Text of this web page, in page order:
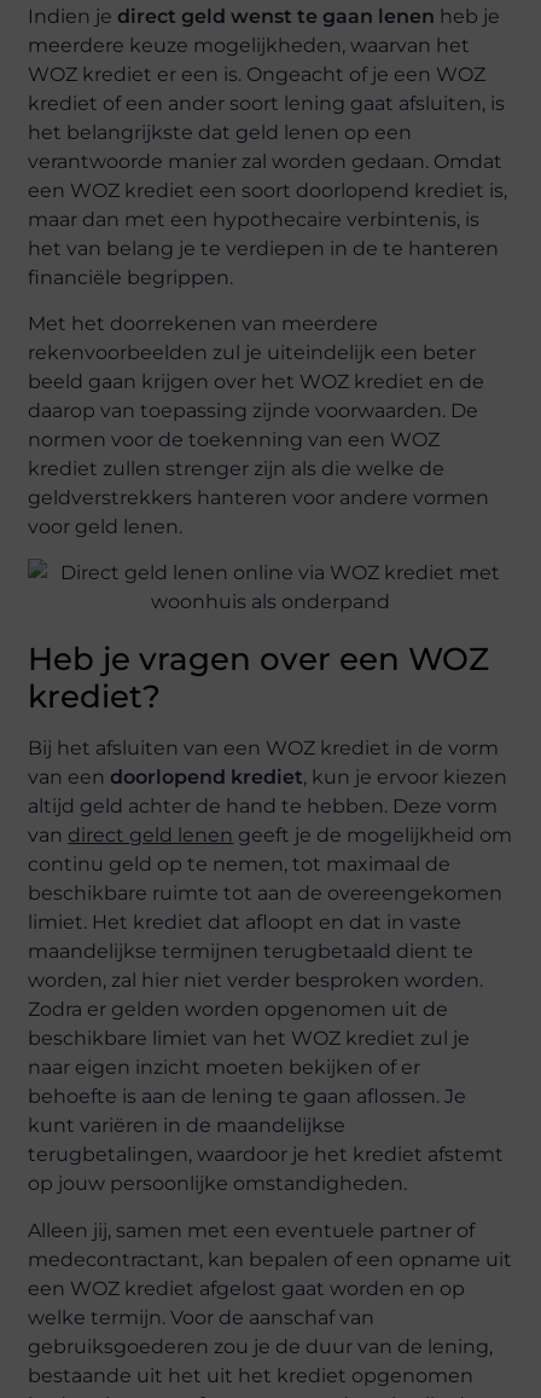
Indien jedirect geld wenst te gaan lenen heb je
meerdere keuze mogelijkheden, waarvan het
WOZ krediet er een is. Ongeacht of je een WOZ
krediet of een ander soort lening gaat afsluiten, is
het belangrijkste dat geld lenen op een
verantwoorde manier zal worden gedaan. Omdat
een WOZ krediet een soort doorlopend krediet is,
maar dan met een hypothecaire verbintenis, is
het van belang je te verdiepen in de te hanteren
financiële begrippen.
Met het doorrekenen van meerdere
rekenvoorbeelden zul je uiteindelijk een beter
beeld gaan krijgen over het WOZ krediet en de
daarop van toepassing zijnde voorwaarden. De
normen voor de toekenning van een WOZ
krediet zullen strenger zijn als die welke de
geldverstrekkers hanteren voor andere vormen
voor geld lenen.
Heb je vragen over een WOZ
krediet?
Bij het afsluiten van een WOZ krediet in de vorm
van eendoorlopend krediet, kun je ervoor kiezen
altijd geld achter de hand te hebben. Deze vorm
van direct geld lenen geeft je de mogelijkheid om
continu geld op te nemen, tot maximaal de
beschikbare ruimte tot aan de overeengekomen
limiet. Het krediet dat afloopt en dat in vaste
maandelijkse termijnen terugbetaald dient te
worden, zal hier niet verder besproken worden.
Zodra er gelden worden opgenomen uit de
beschikbare limiet van het WOZ krediet zul je
naar eigen inzicht moeten bekijken of er
behoefte is aan de lening te gaan aflossen. Je
kunt variëren in de maandelijkse
terugbetalingen, waardoor je het krediet afstemt
op jouw persoonlijke omstandigheden.
Alleen jij, samen met een eventuele partner of
medecontractant, kan bepalen of een opname uit
een WOZ krediet afgelost gaat worden en op
welke termijn. Voor de aanschaf van
gebruiksgoederen zou je de duur van de lening,
bestaande uit het uit het krediet opgenomen